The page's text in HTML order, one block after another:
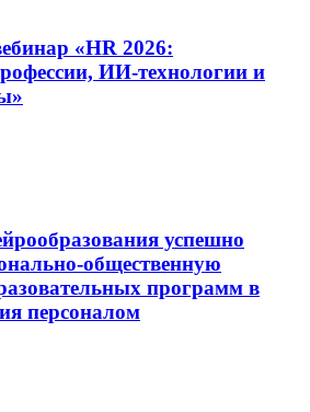
«HR 2026:
ИИ-технологии и
успешно
общественную
программ в
персоналом